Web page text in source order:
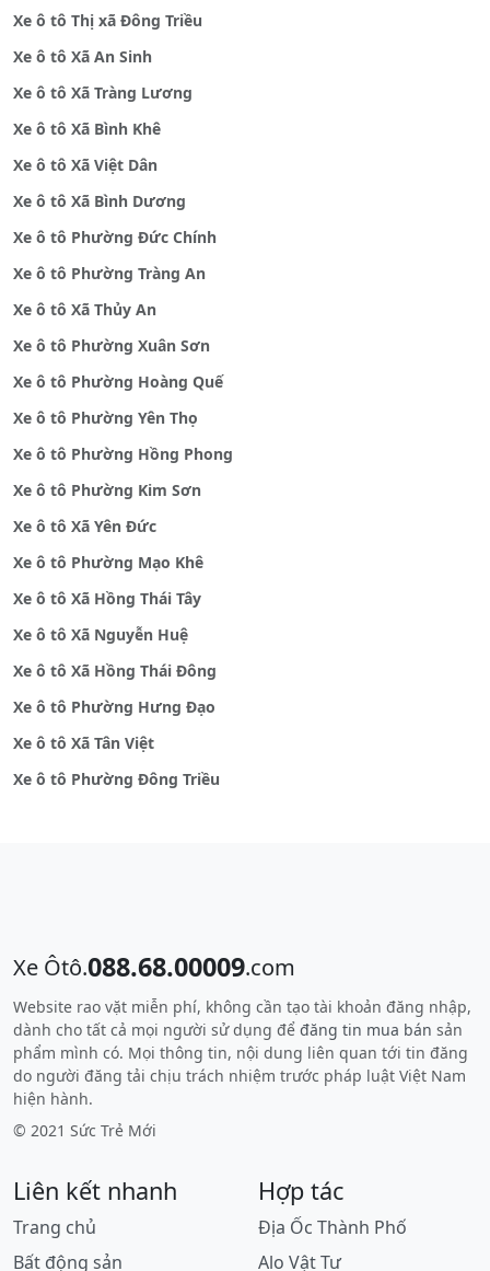
Xe ô tô Thị xã Đông Triều
Xe ô tô Xã An Sinh
Xe ô tô Xã Tràng Lương
Xe ô tô Xã Bình Khê
Xe ô tô Xã Việt Dân
Xe ô tô Xã Bình Dương
Xe ô tô Phường Đức Chính
Xe ô tô Phường Tràng An
Xe ô tô Xã Thủy An
Xe ô tô Phường Xuân Sơn
Xe ô tô Phường Hoàng Quế
Xe ô tô Phường Yên Thọ
Xe ô tô Phường Hồng Phong
Xe ô tô Phường Kim Sơn
Xe ô tô Xã Yên Đức
Xe ô tô Phường Mạo Khê
Xe ô tô Xã Hồng Thái Tây
Xe ô tô Xã Nguyễn Huệ
Xe ô tô Xã Hồng Thái Đông
Xe ô tô Phường Hưng Đạo
Xe ô tô Xã Tân Việt
Xe ô tô Phường Đông Triều
Xe Ôtô.088.68.00009.com
Website rao vặt miễn phí, không cần tạo tài khoản đăng nhập,
dành cho tất cả mọi người sử dụng để đăng tin mua bán sản
phẩm mình có. Mọi thông tin, nội dung liên quan tới tin đăng
do người đăng tải chịu trách nhiệm trước pháp luật Việt Nam
hiện hành.
© 2021 Sức Trẻ Mới
Liên kết nhanh
Trang chủ
Bất động sản
Hợp tác
Địa Ốc Thành Phố
Alo Vật Tư